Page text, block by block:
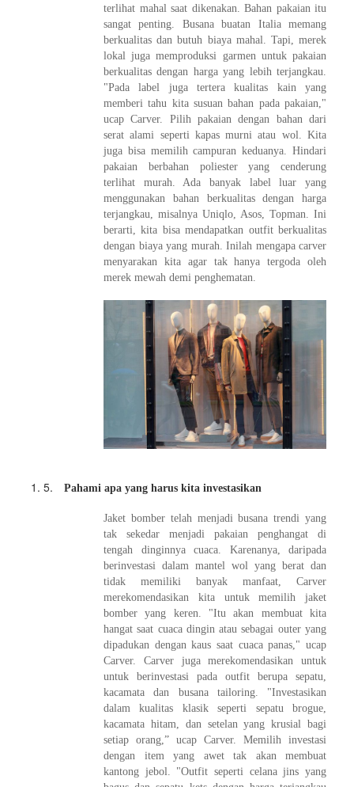
terlihat mahal saat dikenakan. Bahan pakaian itu
sangat penting. Busana buatan Italia memang
berkualitas dan butuh biaya mahal. Tapi, merek
lokal juga memproduksi garmen untuk pakaian
berkualitas dengan harga yang lebih terjangkau.
"Pada label juga tertera kualitas kain yang
memberi tahu kita susuan bahan pada pakaian,"
ucap Carver. Pilih pakaian dengan bahan dari
serat alami seperti kapas murni atau wol. Kita
juga bisa memilih campuran keduanya. Hindari
pakaian berbahan poliester yang cenderung
terlihat murah. Ada banyak label luar yang
menggunakan bahan berkualitas dengan harga
terjangkau, misalnya Uniqlo, Asos, Topman. Ini
berarti, kita bisa mendapatkan outfit berkualitas
dengan biaya yang murah. Inilah mengapa carver
menyarakan kita agar tak hanya tergoda oleh
merek mewah demi penghematan.
5. Pahami apa yang harus kita investasikan
Jaket bomber telah menjadi busana trendi yang
tak sekedar menjadi pakaian penghangat di
tengah dinginnya cuaca. Karenanya, daripada
berinvestasi dalam mantel wol yang berat dan
tidak memiliki banyak manfaat, Carver
merekomendasikan kita untuk memilih jaket
bomber yang keren. "Itu akan membuat kita
hangat saat cuaca dingin atau sebagai outer yang
dipadukan dengan kaus saat cuaca panas," ucap
Carver. Carver juga merekomendasikan untuk
untuk berinvestasi pada outfit berupa sepatu,
kacamata dan busana tailoring. "Investasikan
dalam kualitas klasik seperti sepatu brogue,
kacamata hitam, dan setelan yang krusial bagi
setiap orang,” ucap Carver. Memilih investasi
dengan item yang awet tak akan membuat
kantong jebol. "Outfit seperti celana jins yang